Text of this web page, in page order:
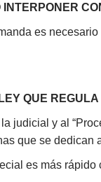
INTERPONER
es
QUE
judicial y al
que se dedican
es más